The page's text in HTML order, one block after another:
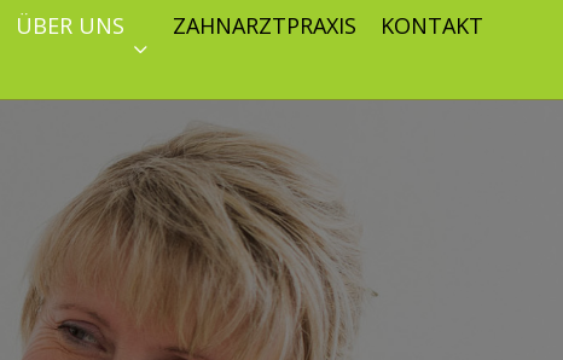
ÜBER UNS ZAHNARZTPRAXIS KONTAKT